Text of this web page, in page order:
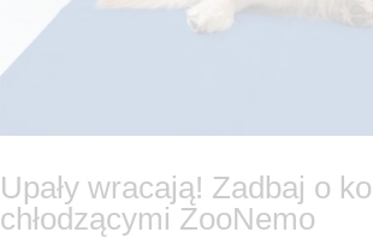
Upały wracają! Zadbaj o
chłodzącymi ZooNemo